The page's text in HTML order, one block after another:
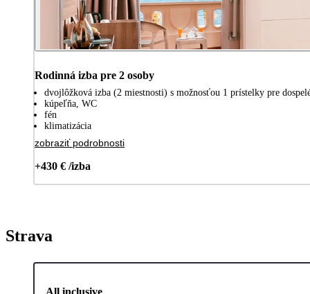
Rodinná izba pre 2 osoby
dvojlôžková izba (2 miestnosti) s možnosťou 1 prístelky pre
kúpeľňa, WC
fén
klimatizácia
zobraziť podrobnosti
+430 € /izba
Strava
All inclusive